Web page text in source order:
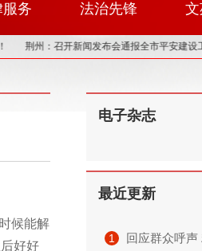
务 法治先锋
召开新闻发布会通报全市平安建设工作情况
候能解
好好
电子杂志
最近更新
1
回应群众呼声